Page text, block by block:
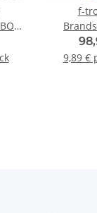
f-
9,89 €